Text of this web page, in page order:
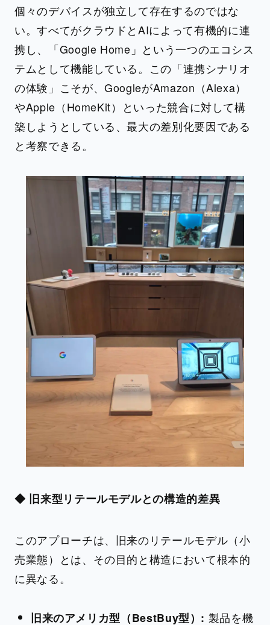
個々のデバイスが独立して存在するのではな
い。すべてがクラウドとAIによって有機的に連
携し、「Google Home」という一つのエコシス
テムとして機能している。この「連携シナリオ
の体験」こそが、GoogleがAmazon（Alexa）
やApple（HomeKit）といった競合に対して構
築しようとしている、最大の差別化要因である
と考察できる。
◆ 旧来型リテールモデルとの構造的差異
このアプローチは、旧来のリテールモデル（小
売業態）とは、その目的と構造において根本的
に異なる。
旧来のアメリカ型（BestBuy型）: 製品を機